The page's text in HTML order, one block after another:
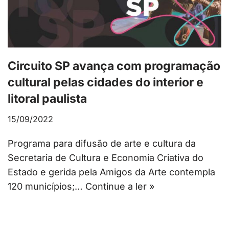
Circuito SP avança com programação
cultural pelas cidades do interior e
litoral paulista
15/09/2022
Programa para difusão de arte e cultura da
Secretaria de Cultura e Economia Criativa do
Estado e gerida pela Amigos da Arte contempla
120 municípios;… Continue a ler »